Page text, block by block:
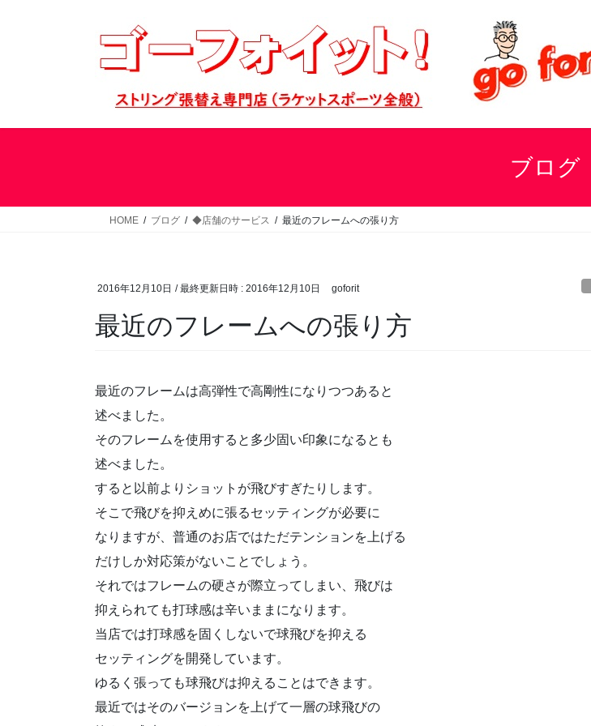
ス
ン
ブログ
HOME ブログ ◆店舗のサービス 最近のフレームへの張り方
2016年12月10日 / 最終更新日時 : 2016年12月10日 goforit
最近のフレームへの張り方
最近のフレームは高弾性で高剛性になりつつあると
述べました。
そのフレームを使用すると多少固い印象になるとも
述べました。
すると以前よりショットが飛びすぎたりします。
そこで飛びを抑えめに張るセッティングが必要に
なりますが、普通のお店ではただテンションを上げる
だけしか対応策がないことでしょう。
それではフレームの硬さが際立ってしまい、飛びは
抑えられても打球感は辛いままになります。
当店では打球感を固くしないで球飛びを抑える
セッティングを開発しています。
ゆるく張っても球飛びは抑えることはできます。
最近ではそのバージョンを上げて一層の球飛びの